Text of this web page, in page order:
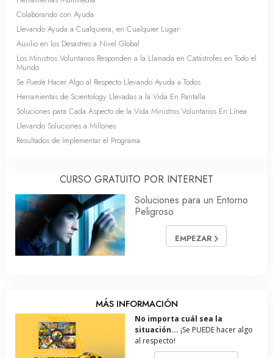
Colaborando con Ayuda
Llevando Ayuda a Cualquiera, en Cualquier Lugar
Auxilio en los Desastres a Nivel Global
Los Ministros Voluntarios Responden a la Llamada en Catástrofes en Todo el
Mundo
Se Puede Hacer Algo al Respecto Llevando Ayuda a Todos
Herramientas de Scientology Llevadas a la Vida En Pantalla
Soluciones para Cada Aspecto de la Vida Ministros Voluntarios En Línea
Llevando Soluciones a Millones
Resultados de Implementar el Programa
CURSO GRATUITO POR INTERNET
Soluciones para un Entorno
Peligroso
EMPEZAR
MÁS INFORMACIÓN
No importa cuál sea la
situación... ¡Se PUEDE hacer algo
al respecto!